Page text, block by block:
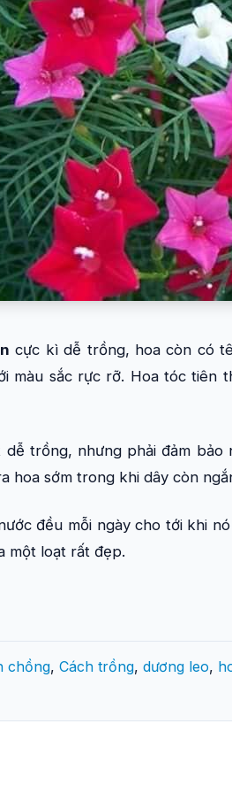
cực kì dễ trồng, hoa còn có
màu sắc rực rỡ. Hoa tóc
dễ trồng, nhưng phải đảm
hoa sớm trong khi dây còn
đều mỗi ngày cho tới khi
một loạt rất đẹp.
chồng,Cách trồng,dương leo,